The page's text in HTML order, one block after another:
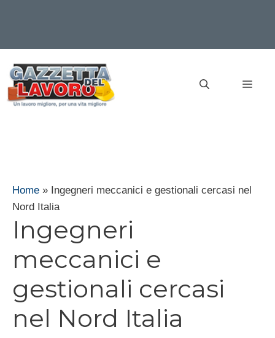
contenuto
Home » Ingegneri meccanici e gestionali cercasi nel
Nord Italia
Ingegneri
meccanici e
gestionali cercasi
nel Nord Italia